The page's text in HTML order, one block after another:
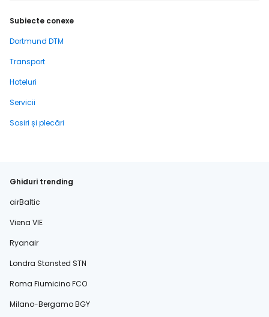
Subiecte conexe
Dortmund DTM
Transport
Hoteluri
Servicii
Sosiri și plecări
Ghiduri trending
airBaltic
Viena VIE
Ryanair
Londra Stansted STN
Roma Fiumicino FCO
Milano-Bergamo BGY